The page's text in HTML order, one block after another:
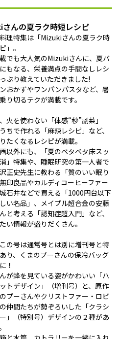
んの夏ラク時短レシピ
理特集は「Mizukiさんの夏ラク時
」。
でも大人気のMizukiさんに、夏バ
もなる、栄養満点の手間なしレシ
ぷり教えていただきました!
おかずやワンパンパスタなど、暑
り切るテクが満載です。
火を使わない「体感“秒”副菜」
ちで作れる「麻辣レシピ」など、
たくなるレシピが満載。
以外にも、「夏のベタベタ床スッ
」特集や、睡眠研究の第一人者で
正史先生に教わる「質のいい眠り
印良品やカルディコーヒーファー
石井などで買える「1000円台以下
い名品」、メイプル超合金の安藤
と考える「認知症超入門」など、
い情報が盛りだくさん。
の号は通常号とは別に増刊号と特
り、くまのプーさんの保冷バッグ
！
が蜂を見ている姿がかわいい「ハ
トデザイン」（増刊号）と、原作
プーさんやクリストファー・ロビ
仲間たちが勢ぞろいした「クラシ
」（特別号）デザインの２種があ